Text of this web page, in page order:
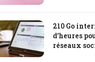
210 Go
d’heures
réseaux